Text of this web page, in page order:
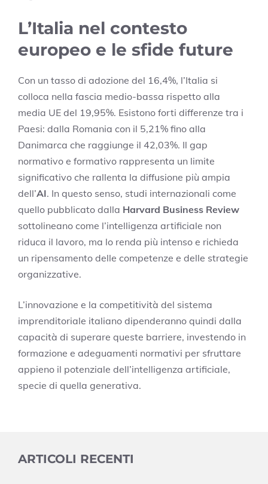
L’Italia nel contesto
europeo e le sfide future
Con un tasso di adozione del 16,4%, l’Italia si
colloca nella fascia medio-bassa rispetto alla
media UE del 19,95%. Esistono forti differenze tra i
Paesi: dalla Romania con il 5,21% fino alla
Danimarca che raggiunge il 42,03%. Il gap
normativo e formativo rappresenta un limite
significativo che rallenta la diffusione più ampia
dell’AI. In questo senso, studi internazionali come
quello pubblicato dalla Harvard Business Review
sottolineano come l’intelligenza artificiale non
riduca il lavoro, ma lo renda più intenso e richieda
un ripensamento delle competenze e delle strategie
organizzative.
L’innovazione e la competitività del sistema
imprenditoriale italiano dipenderanno quindi dalla
capacità di superare queste barriere, investendo in
formazione e adeguamenti normativi per sfruttare
appieno il potenziale dell’intelligenza artificiale,
specie di quella generativa.
ARTICOLI RECENTI